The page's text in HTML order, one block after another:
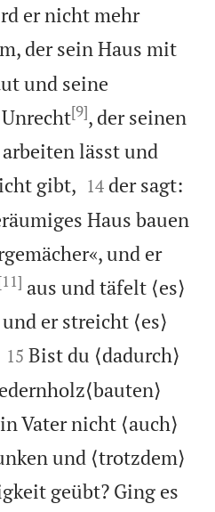
er nicht mehr
der sein Haus mit
und seine
[9], der seinen
lässt und
gibt, 

14 der sagt:
Haus bauen
und er
aus und täfelt ⟨es⟩
und er streicht ⟨es⟩


15 Bist du ⟨dadurch⟩
Vater nicht ⟨auch⟩
und ⟨trotzdem⟩
geübt? Ging es